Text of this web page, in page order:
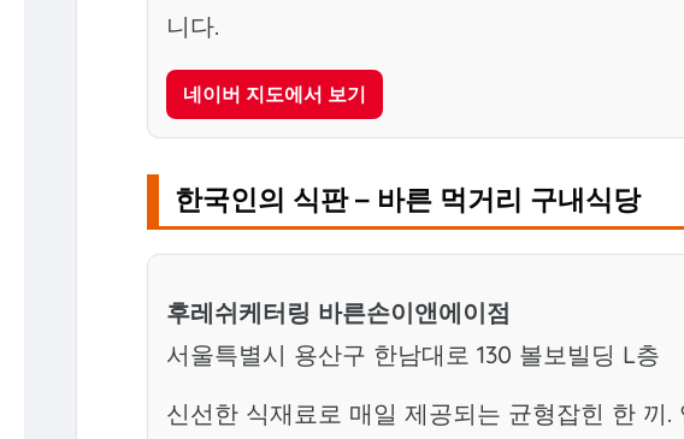
니다.
네이버 지도에서 보기
한국인의 식판 – 바른 먹거리 구내식당
후레쉬케터링 바른손이앤에이점
서울특별시 용산구 한남대로 130 볼보빌딩 L층
신선한 식재료로 매일 제공되는 균형잡힌 한 끼